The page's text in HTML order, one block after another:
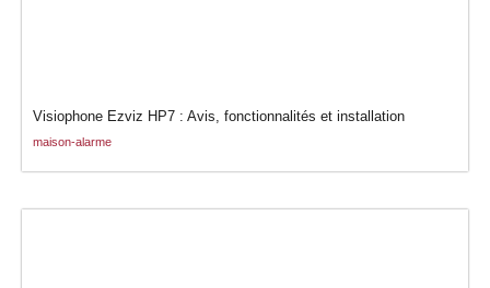
Visiophone Ezviz HP7 : Avis, fonctionnalités et installation
maison-alarme